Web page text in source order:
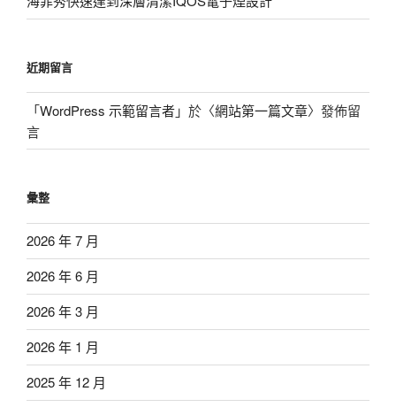
近期留言
「WordPress 示範留言者」於〈網站第一篇文章〉發佈留
言
彙整
2026 年 7 月
2026 年 6 月
2026 年 3 月
2026 年 1 月
2025 年 12 月